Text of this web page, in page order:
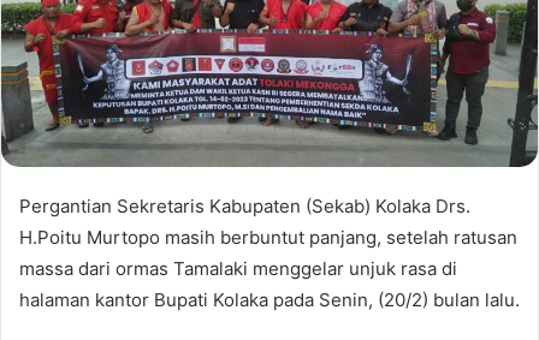
Pergantian Sekretaris Kabupaten (Sekab) Kolaka Drs.
H.Poitu Murtopo masih berbuntut panjang, setelah ratusan
massa dari ormas Tamalaki menggelar unjuk rasa di
halaman kantor Bupati Kolaka pada Senin, (20/2) bulan lalu.